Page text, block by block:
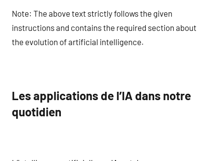
Note: The above text strictly follows the given
instructions and contains the required section about
the evolution of artificial intelligence.
Les applications de l’IA dans notre
quotidien